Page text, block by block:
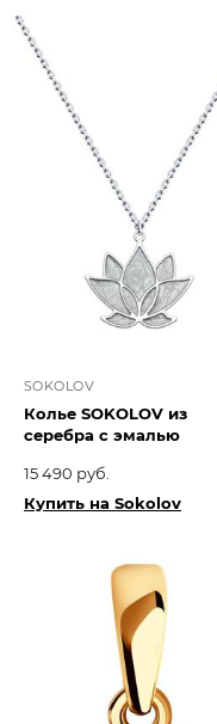
SOKOLOV
Колье SOKOLOV из
серебра с эмалью
15 490 руб.
Купить на Sokolov